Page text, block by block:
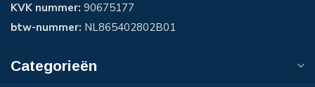
KVK nummer: 90675177
btw-nummer: NL865402802B01
Categorieën